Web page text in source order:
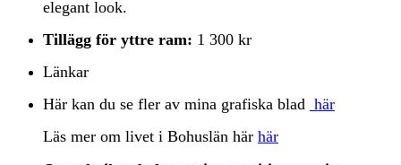
elegant look.
Tillägg för yttre ram: 1 300 kr
Länkar
Här kan du se fler av mina grafiska blad här
Läs mer om livet i Bohuslän här här